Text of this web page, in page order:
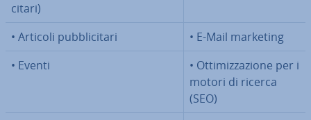
ci­ta­ri)
• Articoli pub­bli­ci­ta­ri
• E-Mail marketing
• Eventi
• Ot­ti­miz­za­zio­ne per i
motori di ricerca
(SEO)